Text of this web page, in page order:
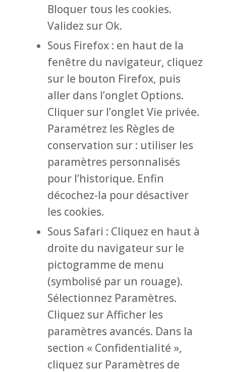
Bloquer tous les cookies.
Validez sur Ok.
Sous Firefox : en haut de la
fenêtre du navigateur, cliquez
sur le bouton Firefox, puis
aller dans l’onglet Options.
Cliquer sur l’onglet Vie privée.
Paramétrez les Règles de
conservation sur : utiliser les
paramètres personnalisés
pour l’historique. Enfin
décochez-la pour désactiver
les cookies.
Sous Safari : Cliquez en haut à
droite du navigateur sur le
pictogramme de menu
(symbolisé par un rouage).
Sélectionnez Paramètres.
Cliquez sur Afficher les
paramètres avancés. Dans la
section « Confidentialité »,
cliquez sur Paramètres de